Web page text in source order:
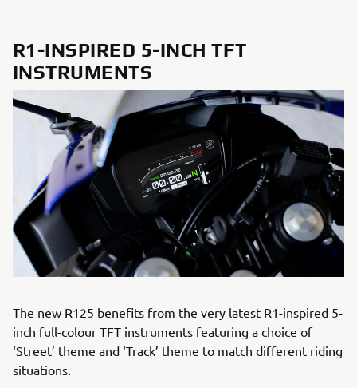
R1-INSPIRED 5-INCH TFT
INSTRUMENTS
The new R125 benefits from the very latest R1-inspired 5-
inch full-colour TFT instruments featuring a choice of
‘Street’ theme and ‘Track’ theme to match different riding
situations.